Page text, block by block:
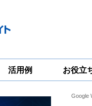
活用例 お役立
Google